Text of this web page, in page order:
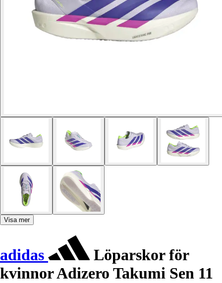
Visa mer
adidas
Löparskor för
kvinnor Adizero Takumi Sen 11